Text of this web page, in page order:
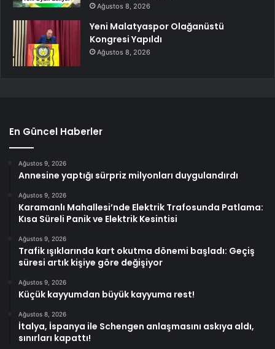
Ağustos 8, 2026
Yeni Malatyaspor Olağanüstü
Kongresi Yapıldı
Ağustos 8, 2026
En Güncel Haberler
Ağustos 9, 2026
Annesine yaptığı sürpriz milyonları duygulandırdı
Ağustos 9, 2026
Karamanlı Mahallesi’nde Elektrik Trafosunda Patlama:
Kısa Süreli Panik ve Elektrik Kesintisi
Ağustos 9, 2026
Trafik ışıklarında kart okutma dönemi başladı: Geçiş
süresi artık kişiye göre değişiyor
Ağustos 9, 2026
Küçük kayyumdan büyük kayyuma rest!
Ağustos 8, 2026
İtalya, İspanya ile Schengen anlaşmasını askıya aldı,
sınırları kapattı!